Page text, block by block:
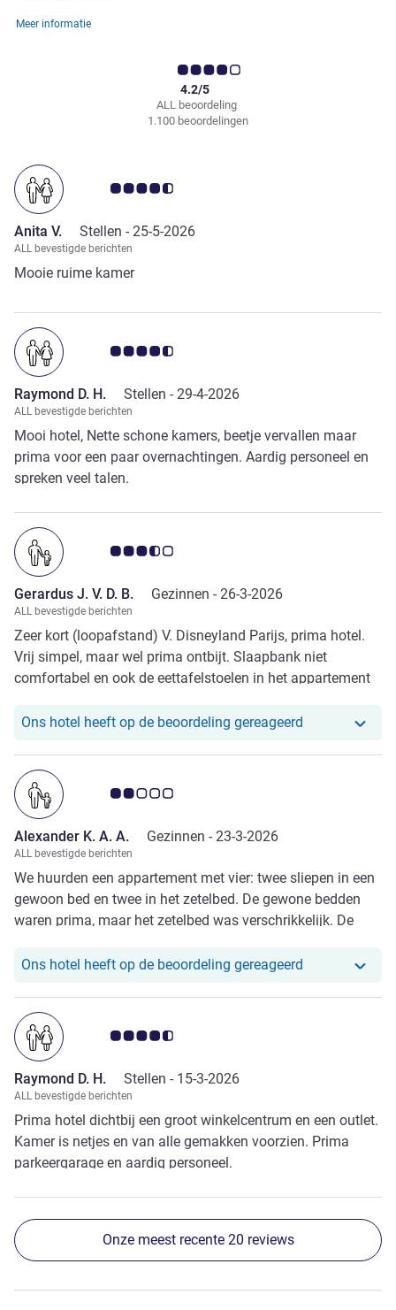
Meer informatie
ALL beoordeling
4.2/5
1.100 beoordelingen
Avis-klantbeoordeling 4.5/5
Anita V. Stellen - 25-5-2026
ALL bevestigde berichten
Mooie ruime kamer
Avis-klantbeoordeling 4.5/5
Raymond D. H. Stellen - 29-4-2026
ALL bevestigde berichten
Mooi hotel, Nette schone kamers, beetje vervallen maar
prima voor een paar overnachtingen. Aardig personeel en
spreken veel talen.
Avis-klantbeoordeling 3.5/5
Gerardus J. V. D. B. Gezinnen - 26-3-2026
ALL bevestigde berichten
Zeer kort (loopafstand) V. Disneyland Parijs, prima hotel.
Vrij simpel, maar wel prima ontbijt. Slaapbank niet
comfortabel en ook de eettafelstoelen in het appartement
Ons hotel heeft op de beoordeling gereageerd Ons hotel
Avis-klantbeoordeling 2.0/5
Alexander K. A. A. Gezinnen - 23-3-2026
ALL bevestigde berichten
We huurden een appartement met vier: twee sliepen in een
gewoon bed en twee in het zetelbed. De gewone bedden
waren prima, maar het zetelbed was verschrikkelijk. De
wat resulteerde in rugpijn. Bovendien maakte het bed
Ons hotel heeft op de beoordeling gereageerd Ons hotel
Avis-klantbeoordeling 4.5/5
Raymond D. H. Stellen - 15-3-2026
ALL bevestigde berichten
Prima hotel dichtbij een groot winkelcentrum en een outlet.
Kamer is netjes en van alle gemakken voorzien. Prima
parkeergarage en aardig personeel.
Onze meest recente 20 reviews